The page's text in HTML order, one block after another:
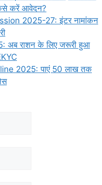
करें आवेदन?
2025-27: इंटर नामांकन
अब राशन के लिए जरूरी हुआ
2025: पाएं 50 लाख तक